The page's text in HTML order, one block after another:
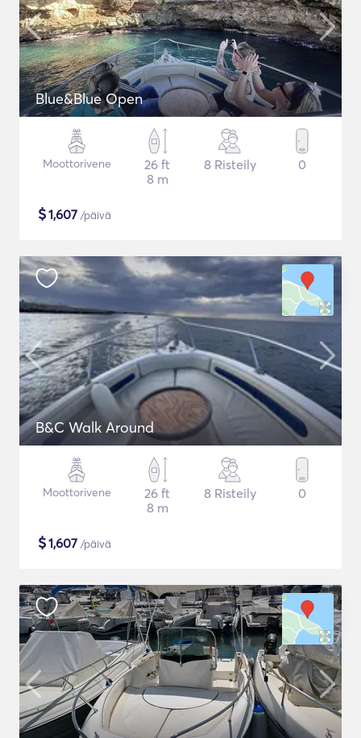
Blue&Blue Open
Moottorivene
26 ft
8 m
8 Risteily 0
$1,607 /päivä
B&C Walk Around
Moottorivene
26 ft
8 m
8 Risteily 0
$1,607 /päivä